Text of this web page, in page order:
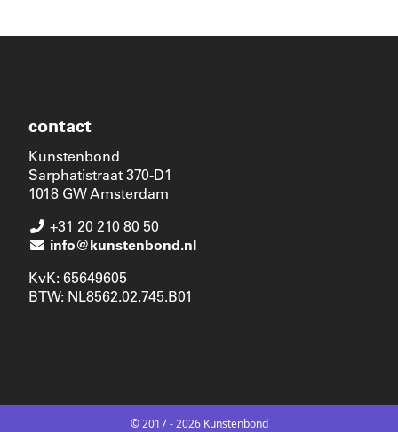
contact
Kunstenbond
Sarphatistraat 370-D1
1018 GW Amsterdam
+31 20 210 80 50
info@kunstenbond.nl
KvK: 65649605
BTW: NL8562.02.745.B01
© 2017 - 2026 Kunstenbond